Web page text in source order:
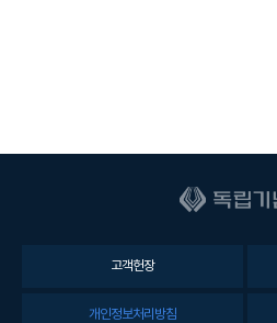
고객헌장
개인정보처리방침